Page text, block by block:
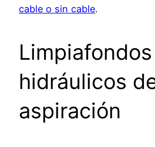
cable o sin cable.
Limpiafondos
hidráulicos
aspiración